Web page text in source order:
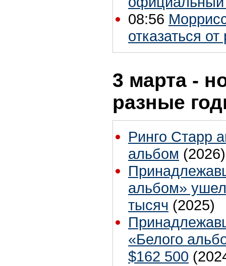
08:56
отказаться
3 марта -
разные
Ринго Старр
альбом (2026)
альбом»
тысяч (2025)
«Белого
$162 500